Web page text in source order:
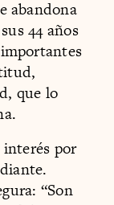
abandona
44 años
que lo
interés por
“Son